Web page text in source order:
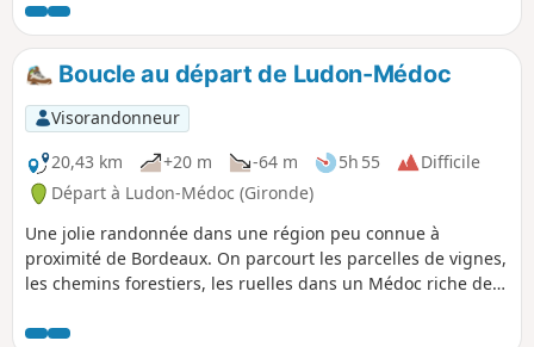
Boucle au départ de Ludon-Médoc
Visorandonneur
20,43 km
+20 m -64 m 5h 55
Difficile
Départ à Ludon-Médoc (Gironde)
Une jolie randonnée dans une région peu connue à
proximité de Bordeaux. On parcourt les parcelles de vignes,
les chemins forestiers, les ruelles dans un Médoc riche de